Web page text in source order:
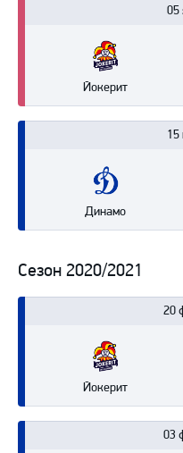
05
Йокерит
15
Динамо
Сезон 2020/2021
20
Йокерит
03